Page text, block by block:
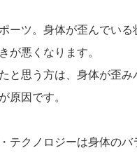
ーツ。身体が歪んでい
が悪くなります。
と思う方は、身体が歪
原因です。
テクノロジーは身体の